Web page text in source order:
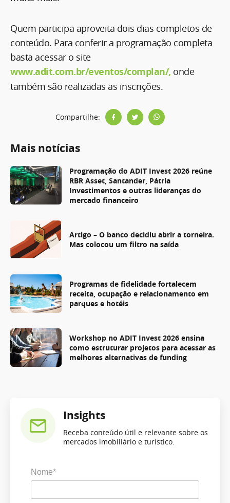
Quem participa aproveita dois dias completos de
conteúdo. Para conferir a programação completa
basta acessar o site
www.adit.com.br/eventos/complan/, onde
também são realizadas as inscrições.
Compartilhe:
Mais notícias
Programação do ADIT Invest 2026 reúne
RBR Asset, Santander, Pátria
Investimentos e outras lideranças do
mercado financeiro
Artigo – O banco decidiu abrir a torneira.
Mas colocou um filtro na saída
Programas de fidelidade fortalecem
receita, ocupação e relacionamento em
parques e hotéis
Workshop no ADIT Invest 2026 ensina
como estruturar projetos para acessar as
melhores alternativas de funding
Insights
Receba conteúdo útil e relevante sobre os
mercados imobiliário e turístico.
Nome*